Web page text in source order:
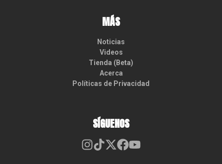
MÁS
Noticias
Videos
Tienda (Beta)
Acerca
Políticas de Privacidad
SÍGUENOS